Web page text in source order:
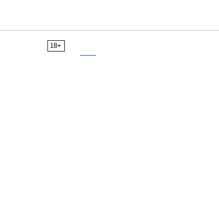
18+